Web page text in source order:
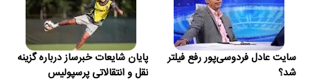
سایت عادل فردوسی‌پور رفع فیلتر
شد؟
پایان شایعات خبرساز درباره گزینه
نقل و انتقالاتی پرسپولیس